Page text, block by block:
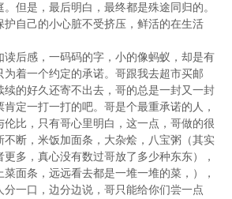
但是，最后明白，最终都是殊途同归的。
护自己的小心脏不受挤压，鲜活的在生活
读后感，一码码的字，小的像蚂蚁，却是有
为着一个约定的承诺。哥跟我去超市买邮
续的好久还寄不出去，哥的总是一封又一封
定一打一打的吧。哥是个最重承诺的人，
比，只有哥心里明白，这一点，哥做的很
断，米饭加面条，大杂烩，八宝粥（其实
多，真心没有数过哥放了多少种东东），
面条，远远看去都是一堆一堆的菜，），
一口，边分边说，哥只能给你们尝一点